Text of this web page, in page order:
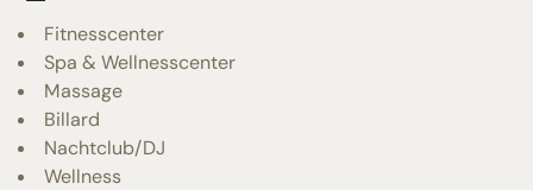
Fitnesscenter
Spa & Wellnesscenter
Massage
Billard
Nachtclub/DJ
Wellness